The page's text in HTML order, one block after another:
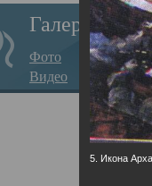
Галерея
Фото
Видео
5. Икона